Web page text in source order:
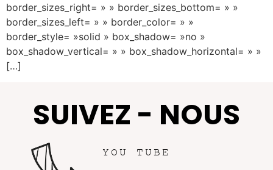
border_sizes_right= » » border_sizes_bottom= » »
border_sizes_left= » » border_color= » »
border_style= »solid » box_shadow= »no »
box_shadow_vertical= » » box_shadow_horizontal= » »
[…]
SUIVEZ - NOUS
YOU TUBE